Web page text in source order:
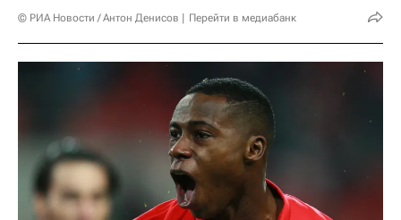
© РИА Новости / Антон Денисов Перейти в медиабанк